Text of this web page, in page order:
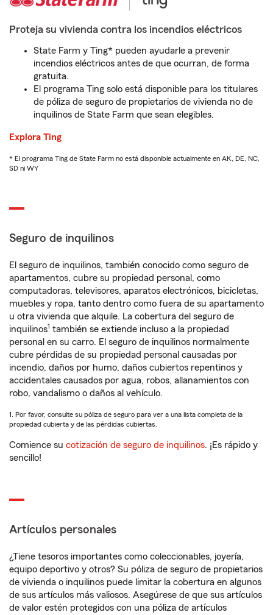
Proteja su vivienda contra los incendios eléctricos
State Farm y Ting* pueden ayudarle a prevenir
incendios eléctricos antes de que ocurran, de forma
gratuita.
El programa Ting solo está disponible para los titulares
de póliza de seguro de propietarios de vivienda no de
inquilinos de State Farm que sean elegibles.
Explora Ting
* El programa Ting de State Farm no está disponible actualmente en AK, DE, NC,
SD ni WY
Seguro de inquilinos
El seguro de inquilinos, también conocido como seguro de
apartamentos, cubre su propiedad personal, como
computadoras, televisores, aparatos electrónicos, bicicletas,
muebles y ropa, tanto dentro como fuera de su apartamento
u otra vivienda que alquile. La cobertura del seguro de
inquilinos1 también se extiende incluso a la propiedad
personal en su carro. El seguro de inquilinos normalmente
cubre pérdidas de su propiedad personal causadas por
incendio, daños por humo, daños cubiertos repentinos y
accidentales causados por agua, robos, allanamientos con
robo, vandalismo o daños al vehículo.
1. Por favor, consulte su póliza de seguro para ver a una lista completa de la
propiedad cubierta y de las pérdidas cubiertas.
Comience su cotización de seguro de inquilinos. ¡Es rápido y
sencillo!
Artículos personales
¿Tiene tesoros importantes como coleccionables, joyería,
equipo deportivo y otros? Su póliza de seguro de propietarios
de vivienda o inquilinos puede limitar la cobertura en algunos
de sus artículos más valiosos. Asegúrese de que sus artículos
de valor estén protegidos con una póliza de artículos